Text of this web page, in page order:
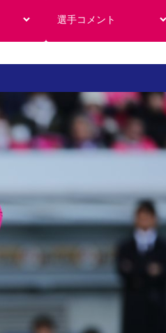
選手コメント